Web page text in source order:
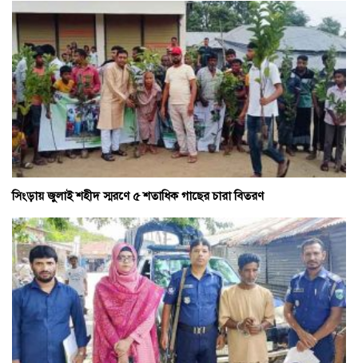
সিংড়ায় জুলাই শহীদ স্মরণে ৫ শতাধিক গাছের চারা বিতরণ